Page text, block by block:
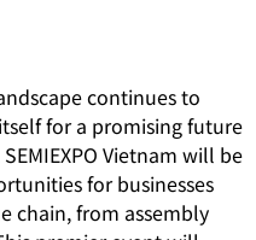
continues to
for a promising future
Vietnam will be
for businesses
chain, from assembly